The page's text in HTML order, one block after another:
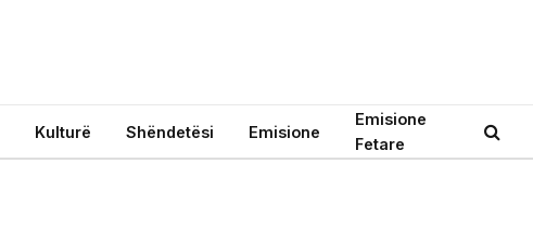
Kulturë Shëndetësi Emisione
Emisione
Fetare